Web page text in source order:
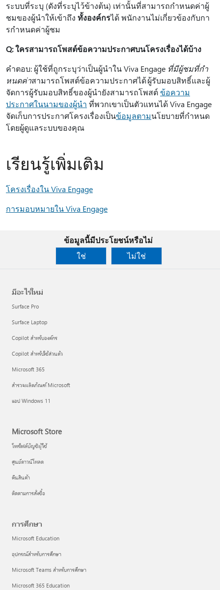
ระบบที่ระบุ (ดังที่ระบุไว้ข้างต้น) เท่านั้นที่สามารถกําหนดค่าผู้
ชมของผู้นําให้เข้าถึง ทั้งองค์กรได้ พนักงานไม่เกี่ยวข้องกับกา
รกําหนดค่าผู้ชม
Q: ใครสามารถโพสต์ข้อความประกาศบนโครงเรื่องได้บ้าง
คําตอบ: ผู้ใช้ที่ถูกระบุว่าเป็นผู้นําใน Viva Engage ที่มีผู้ชมที่กํา
หนดค่าสามารถโพสต์ข้อความประกาศได้ ผู้รับมอบสิทธิ์และผู้
จัดการผู้รับมอบสิทธิ์ของผู้นํายังสามารถโพสต์ข้อความ
ประกาศในนามของผู้นํา ที่พวกเขาเป็นตัวแทนได้ Viva Engage
จัดเก็บการประกาศโครงเรื่องเป็นข้อมูลตามนโยบายที่กําหนด
โดยผู้ดูแลระบบของคุณ
เรียนรู้เพิ่มเติม
โครงเรื่องใน Viva Engage
การมอบหมายใน Viva Engage
ข้อมูลนี้มีประโยชน์หรือไม่
ใช่
ไม่ใช่
มีอะไรใหม่
Surface Pro
Surface Laptop
Copilot สำหรับองค์กร
Copilot สำหรับใช้ส่วนตัว
Microsoft 365
สำรวจผลิตภัณฑ์ Microsoft
แอป Windows 11
Microsoft Store
โพรไฟล์บัญชีผู้ใช้
ศูนย์ดาวน์โหลด
คืนสินค้า
ติดตามการสั่งซื้อ
การศึกษา
Microsoft Education
อุปกรณ์สำหรับการศึกษา
Microsoft Teams สำหรับการศึกษา
Microsoft 365 Education